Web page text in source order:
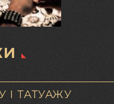
І ТАТУАЖУ